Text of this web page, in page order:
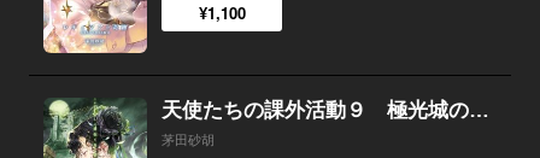
¥1,100
天使たちの課外活動９ 極光城の魔法使い
茅田砂胡